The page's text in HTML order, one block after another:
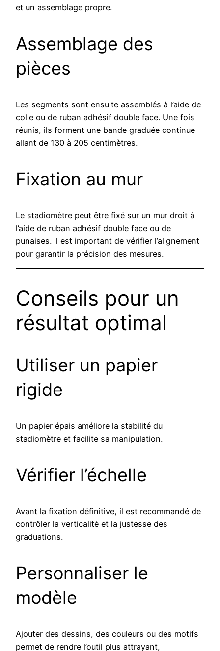
et un assemblage propre.
Assemblage des
pièces
Les segments sont ensuite assemblés à l’aide de
colle ou de ruban adhésif double face. Une fois
réunis, ils forment une bande graduée continue
allant de 130 à 205 centimètres.
Fixation au mur
Le stadiomètre peut être fixé sur un mur droit à
l’aide de ruban adhésif double face ou de
punaises. Il est important de vérifier l’alignement
pour garantir la précision des mesures.
Conseils pour un
résultat optimal
Utiliser un papier
rigide
Un papier épais améliore la stabilité du
stadiomètre et facilite sa manipulation.
Vérifier l’échelle
Avant la fixation définitive, il est recommandé de
contrôler la verticalité et la justesse des
graduations.
Personnaliser le
modèle
Ajouter des dessins, des couleurs ou des motifs
permet de rendre l’outil plus attrayant,